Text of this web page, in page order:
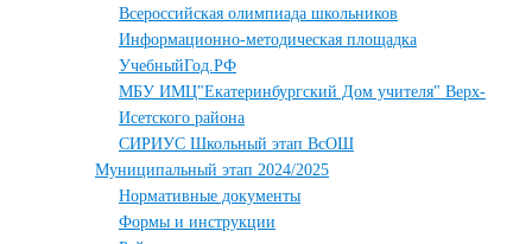
Всероссийская олимпиада школьников
Информационно-методическая площадка
УчебныйГод.РФ
МБУ ИМЦ"Екатеринбургский Дом учителя" Верх-
Исетского района
СИРИУС Школьный этап ВсОШ
Муниципальный этап 2024/2025
Нормативные документы
Формы и инструкции